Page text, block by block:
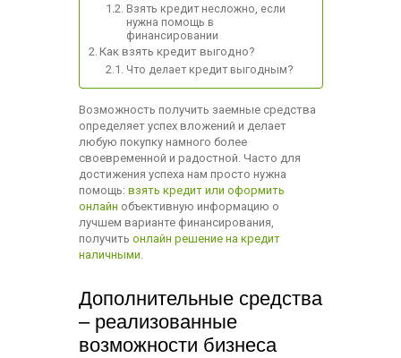
Взять кредит несложно, если
нужна помощь в
финансировании
Как взять кредит выгодно?
Что делает кредит выгодным?
Возможность получить заемные средства
определяет успех вложений и делает
любую покупку намного более
своевременной и радостной. Часто для
достижения успеха нам просто нужна
помощь: взять кредит или оформить
онлайн объективную информацию о
лучшем варианте финансирования,
получить онлайн решение на кредит
наличными.
Дополнительные средства
– реализованные
возможности бизнеса